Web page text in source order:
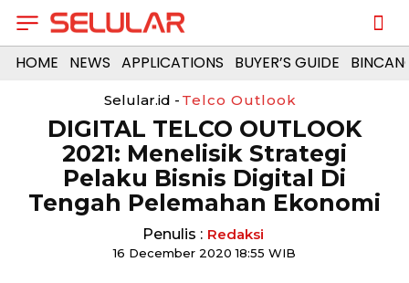
HOME NEWS APPLICATIONS BUYER’S GUIDE
Selular.id - Telco Outlook
DIGITAL TELCO OUTLOOK
2021: Menelisik Strategi
Pelaku Bisnis Digital Di
Tengah Pelemahan Ekonomi
Penulis : Redaksi
16 December 2020 18:55 WIB